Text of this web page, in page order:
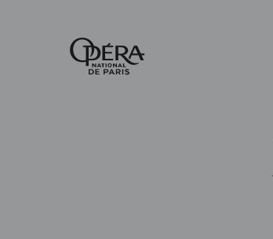
Accueil
-
Opéra
national